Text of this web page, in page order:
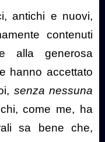
antichi e nuovi,
contenuti
alla generosa
hanno accettato
senza nessuna
come me, ha
sa bene che,